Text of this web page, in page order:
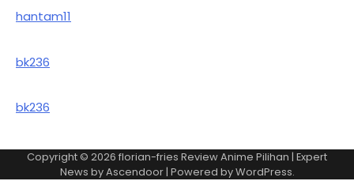
hantam11
bk236
bk236
Copyright © 2026 florian-fries Review Anime Pilihan | Expert
News byAscendoor| Powered byWordPress.